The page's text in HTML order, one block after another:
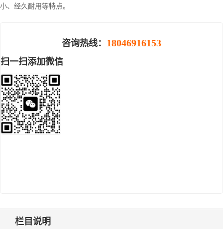
小、经久耐用等特点。
咨询热线： 18046916153
扫一扫添加微信
栏目说明